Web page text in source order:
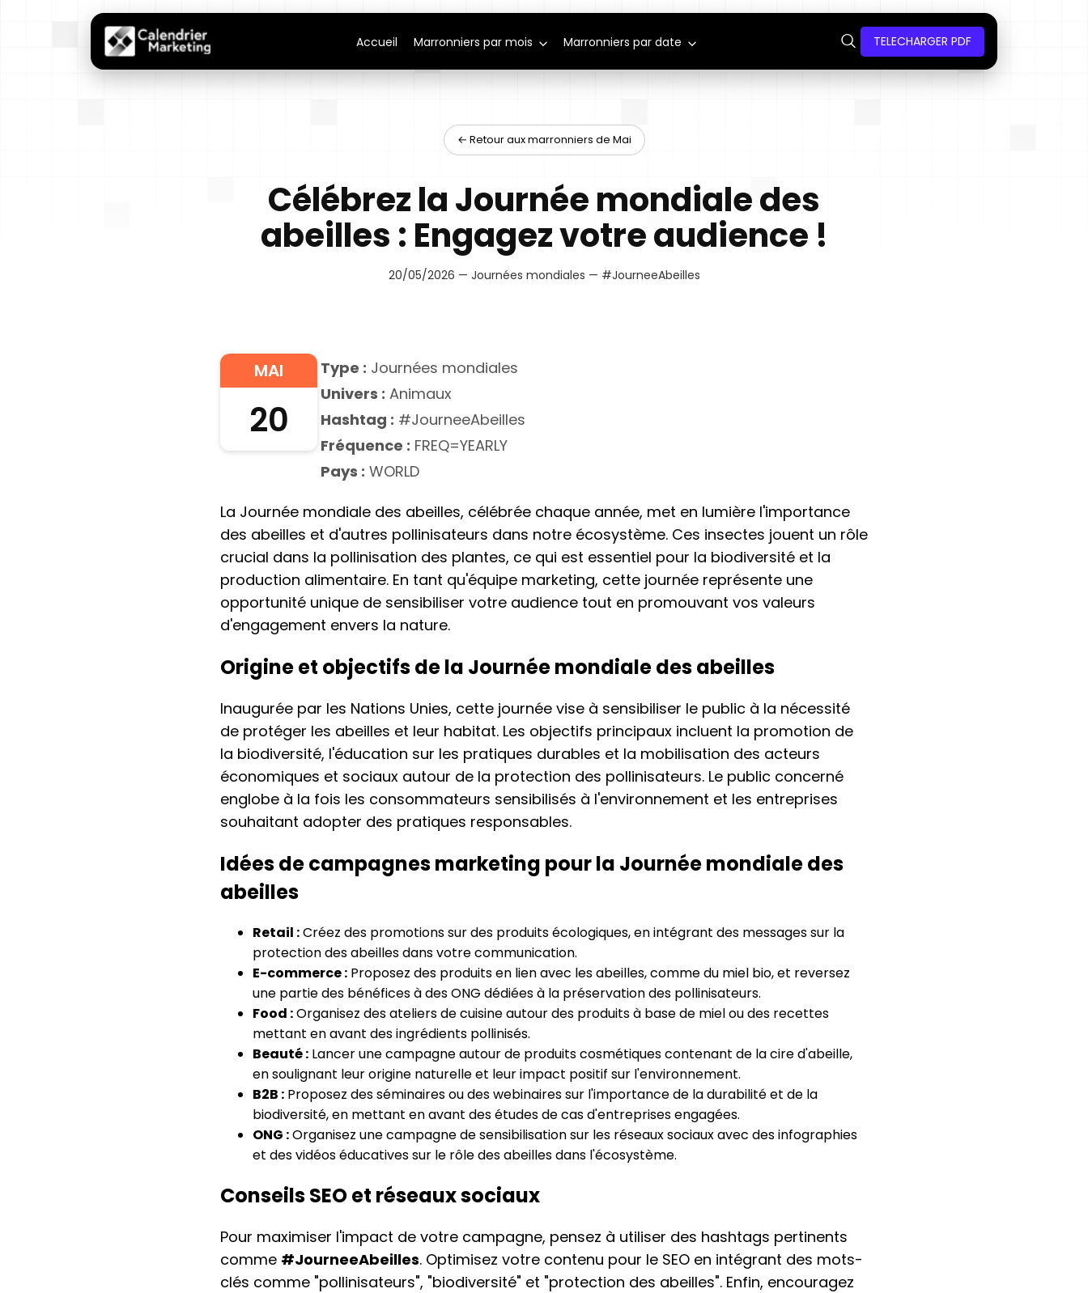
Accueil Marronniers par mois Marronniers par date TELECHARGER PDF
← Retour aux marronniers de Mai
Célébrez la Journée mondiale des
abeilles : Engagez votre audience !
20/05/2026 — Journées mondiales — #JourneeAbeilles
MAI
20
Type : Journées mondiales
Univers : Animaux
Hashtag : #JourneeAbeilles
Fréquence : FREQ=YEARLY
Pays : WORLD
La Journée mondiale des abeilles, célébrée chaque année, met en lumière l'importance
des abeilles et d'autres pollinisateurs dans notre écosystème. Ces insectes jouent un rôle
crucial dans la pollinisation des plantes, ce qui est essentiel pour la biodiversité et la
production alimentaire. En tant qu'équipe marketing, cette journée représente une
opportunité unique de sensibiliser votre audience tout en promouvant vos valeurs
d'engagement envers la nature.
Origine et objectifs de la Journée mondiale des abeilles
Inaugurée par les Nations Unies, cette journée vise à sensibiliser le public à la nécessité
de protéger les abeilles et leur habitat. Les objectifs principaux incluent la promotion de
la biodiversité, l'éducation sur les pratiques durables et la mobilisation des acteurs
économiques et sociaux autour de la protection des pollinisateurs. Le public concerné
englobe à la fois les consommateurs sensibilisés à l'environnement et les entreprises
souhaitant adopter des pratiques responsables.
Idées de campagnes marketing pour la Journée mondiale des
abeilles
Retail :Créez des promotions sur des produits écologiques, en intégrant des messages sur la
protection des abeilles dans votre communication.
E-commerce : Proposez des produits en lien avec les abeilles, comme du miel bio, et reversez
une partie des bénéfices à des ONG dédiées à la préservation des pollinisateurs.
Food :Organisez des ateliers de cuisine autour des produits à base de miel ou des recettes
mettant en avant des ingrédients pollinisés.
Beauté : Lancer une campagne autour de produits cosmétiques contenant de la cire d'abeille,
en soulignant leur origine naturelle et leur impact positif sur l'environnement.
B2B : Proposez des séminaires ou des webinaires sur l'importance de la durabilité et de la
biodiversité, en mettant en avant des études de cas d'entreprises engagées.
ONG :Organisez une campagne de sensibilisation sur les réseaux sociaux avec des infographies
et des vidéos éducatives sur le rôle des abeilles dans l'écosystème.
Conseils SEO et réseaux sociaux
Pour maximiser l'impact de votre campagne, pensez à utiliser des hashtags pertinents
comme #JourneeAbeilles. Optimisez votre contenu pour le SEO en intégrant des mots-
clés comme "pollinisateurs", "biodiversité" et "protection des abeilles". Enfin, encouragez